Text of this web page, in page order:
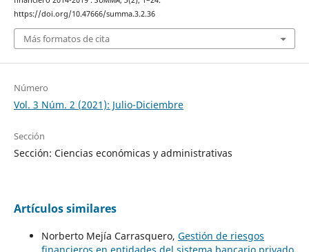
https://doi.org/10.47666/summa.3.2.36
Más formatos de cita
Número
Vol. 3 Núm. 2 (2021): Julio-Diciembre
Sección
Sección: Ciencias económicas y administrativas
Artículos similares
Norberto Mejía Carrasquero, Gestión de riesgos